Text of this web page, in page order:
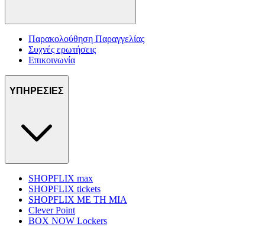
Παρακολούθηση Παραγγελίας
Συχνές ερωτήσεις
Επικοινωνία
ΥΠΗΡΕΣΙΕΣ
SHOPFLIX max
SHOPFLIX tickets
SHOPFLIX ΜΕ ΤΗ ΜΙΑ
Clever Point
BOX NOW Lockers